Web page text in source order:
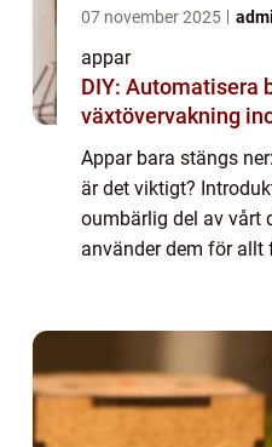
07 november 2025
appar
DIY: Automatisera
växtövervakning
Appar bara stängs
är det viktigt?
oumbärlig del av vårt
använder dem för